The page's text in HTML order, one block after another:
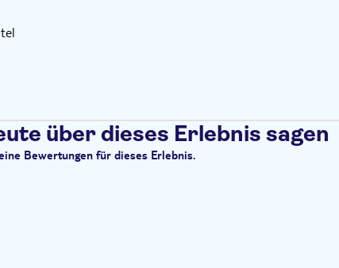
über dieses Erlebnis sagen
Bewertungen für dieses Erlebnis.